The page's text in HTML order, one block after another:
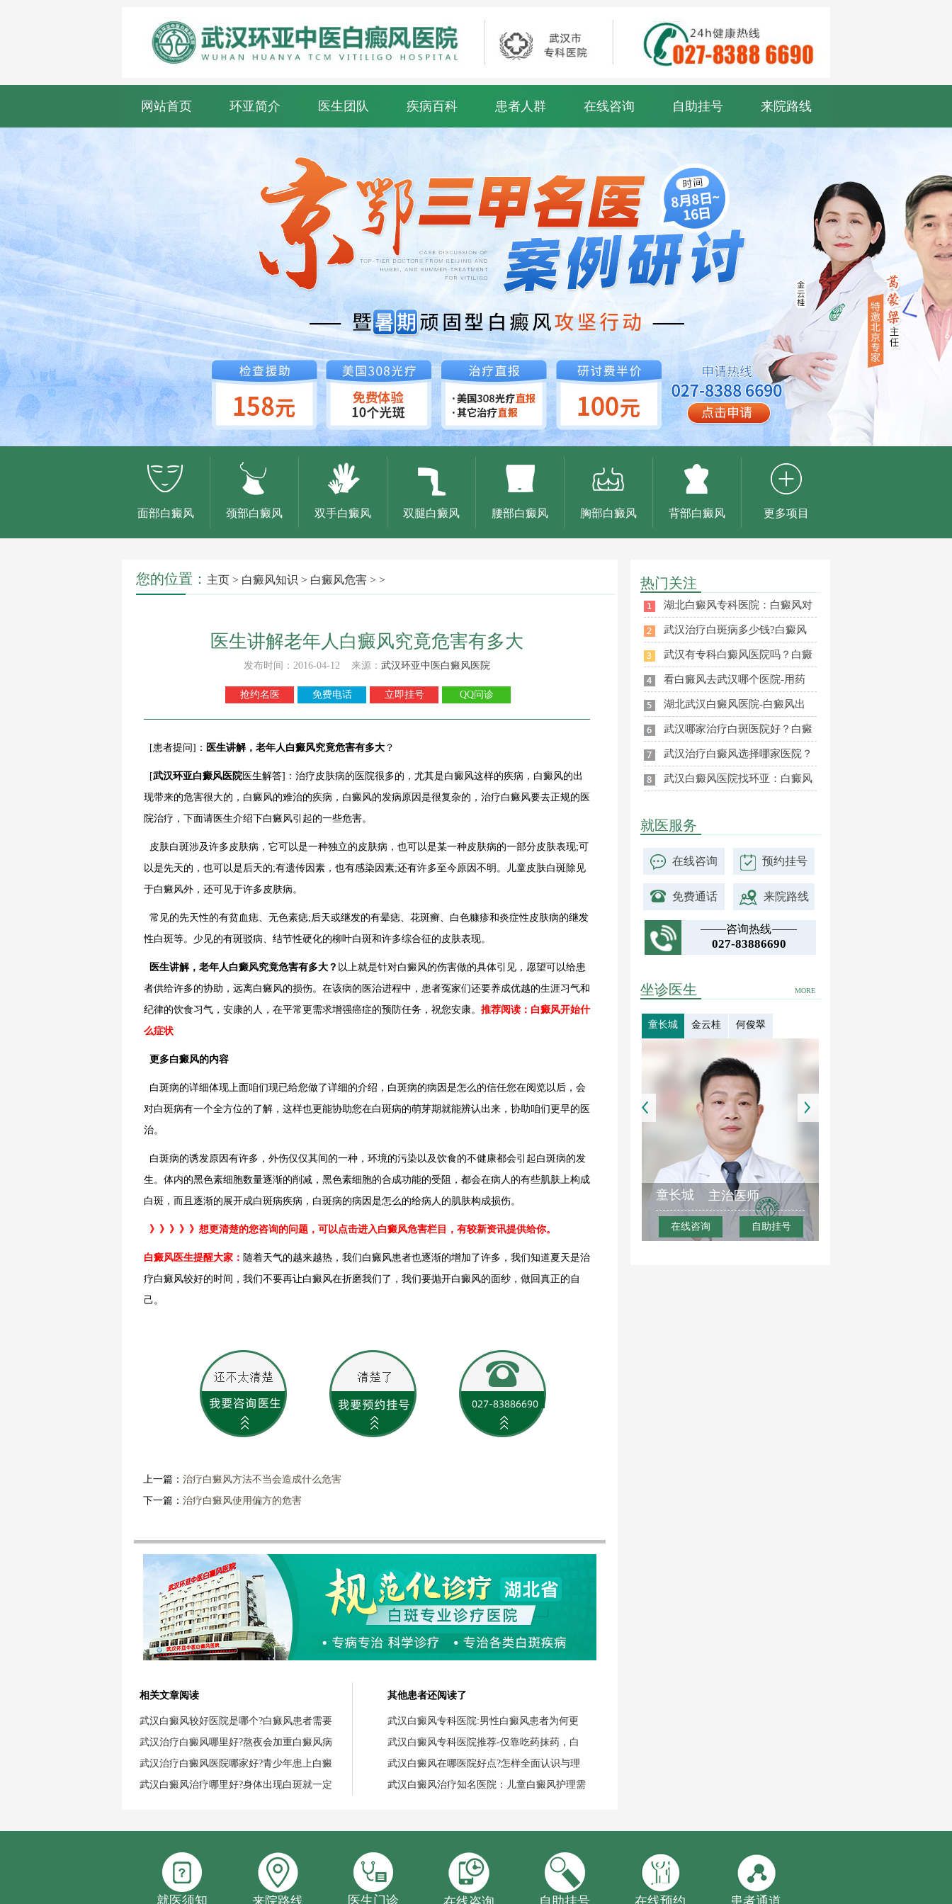
网站首页 环亚简介 医生团队 疾病百科 患者人群 在线咨询 自助挂号 来院路线
面部白癜风 颈部白癜风 双手白癜风 双腿白癜风 腰部白癜风 胸部白癜风 背部白癜风 更多项目
您的位置： 主页 > 白癜风知识 > 白癜风危害 > >
医生讲解老年人白癜风究竟危害有多大
发布时间：2016-04-12 来源： 武汉环亚中医白癜风医院
抢约名医 免费电话 立即挂号 QQ问诊
[患者提问]： 医生讲解，老年人白癜风究竟危害有多大 ？
[武汉环亚白癜风医院 医生解答]：治疗皮肤病的医院很多的，尤其是白癜风这样的疾病，白癜风的出
现带来的危害很大的，白癜风的难治的疾病，白癜风的发病原因是很复杂的，治疗白癜风要去正规的医
院治疗，下面请医生介绍下白癜风引起的一些危害。
皮肤白斑涉及许多皮肤病，它可以是一种独立的皮肤病，也可以是某一种皮肤病的一部分皮肤表现;可
以是先天的，也可以是后天的;有遗传因素，也有感染因素;还有许多至今原因不明。儿童皮肤白斑除见
于白癜风外，还可见于许多皮肤病。
常见的先天性的有贫血痣、无色素痣;后天或继发的有晕痣、花斑癣、白色糠疹和炎症性皮肤病的继发
性白斑等。少见的有斑驳病、结节性硬化的柳叶白斑和许多综合征的皮肤表现。
医生讲解，老年人白癜风究竟危害有多大？ 以上就是针对白癜风的伤害做的具体引见，愿望可以给患
者供给许多的协助，远离白癜风的损伤。在该病的医治进程中，患者冤家们还要养成优越的生涯习气和
纪律的饮食习气，安康的人，在平常更需求增强癌症的预防任务，祝您安康。 推荐阅读： 白癜风开始什
么症状
更多白癜风的内容
白斑病的详细体现上面咱们现已给您做了详细的介绍，白斑病的病因是怎么的信任您在阅览以后，会
对白斑病有一个全方位的了解，这样也更能协助您在白斑病的萌芽期就能辨认出来，协助咱们更早的医
治。
白斑病的诱发原因有许多，外伤仅仅其间的一种，环境的污染以及饮食的不健康都会引起白斑病的发
生。体内的黑色素细胞数量逐渐的削减，黑色素细胞的合成功能的受阻，都会在病人的有些肌肤上构成
白斑，而且逐渐的展开成白斑病疾病，白斑病的病因是怎么的给病人的肌肤构成损伤。
》》》》》想更清楚的您咨询的问题，可以点击进入白癜风危害栏目，有较新资讯提供给你。
白癜风医生提醒大家： 随着天气的越来越热，我们白癜风患者也逐渐的增加了许多，我们知道夏天是治
疗白癜风较好的时间，我们不要再让白癜风在折磨我们了，我们要抛开白癜风的面纱，做回真正的自
己。
上一篇： 治疗白癜风方法不当会造成什么危害
下一篇： 治疗白癜风使用偏方的危害
相关文章阅读
武汉白癜风较好医院是哪个?白癜风患者需要
武汉治疗白癜风哪里好?熬夜会加重白癜风病
武汉治疗白癜风医院哪家好?青少年患上白癜
武汉白癜风治疗哪里好?身体出现白斑就一定
其他患者还阅读了
武汉白癜风专科医院:男性白癜风患者为何更
武汉白癜风专科医院推荐-仅靠吃药抹药，白
武汉白癜风在哪医院好点?怎样全面认识与理
武汉白癜风治疗知名医院：儿童白癜风护理需
热门关注
湖北白癜风专科医院：白癜风对
武汉治疗白斑病多少钱?白癜风
武汉有专科白癜风医院吗？白癜
看白癜风去武汉哪个医院-用药
湖北武汉白癜风医院-白癜风出
武汉哪家治疗白斑医院好？白癜
武汉治疗白癜风选择哪家医院？
武汉白癜风医院找环亚：白癜风
就医服务
在线咨询 预约挂号
免费通话 来院路线
咨询热线
027-83886690
MORE
坐诊医生
童长城 金云桂 何俊翠
童长城 主治医师
在线咨询 自助挂号
就医须知 来院路线 医生门诊 自助挂号 在线预约 患者通道